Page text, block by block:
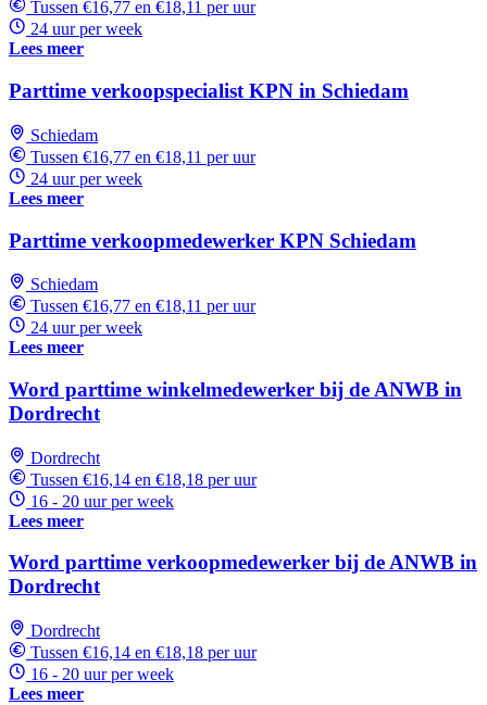
Tussen €16,77 en €18,11 per uur
24 uur per week
Lees meer
Parttime verkoopspecialist KPN in Schiedam
Schiedam
Tussen €16,77 en €18,11 per uur
24 uur per week
Lees meer
Parttime verkoopmedewerker KPN Schiedam
Schiedam
Tussen €16,77 en €18,11 per uur
24 uur per week
Lees meer
Word parttime winkelmedewerker bij de ANWB in
Dordrecht
Dordrecht
Tussen €16,14 en €18,18 per uur
16 - 20 uur per week
Lees meer
Word parttime verkoopmedewerker bij de ANWB in
Dordrecht
Dordrecht
Tussen €16,14 en €18,18 per uur
16 - 20 uur per week
Lees meer